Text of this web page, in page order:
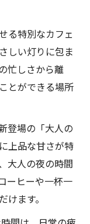
る特別なカフェ
しい灯りに包ま
忙しさから離
とができる場所
登場の「大人の
上品な甘さが特
大人の夜の時間
ーヒーや一杯一
ます。